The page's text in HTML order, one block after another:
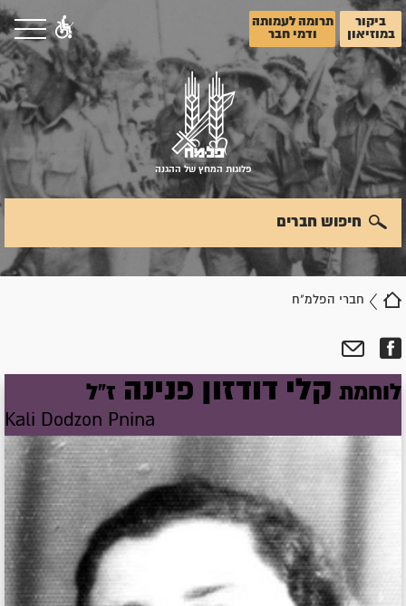
ביקור
במוזיאון
תרומה לעמותה
ודמי חבר
פלוגות המחץ של ההגנה
חברי הפלמ"ח
חיפוש חברים
לוחמת קלי דודזון פנינה ז"ל
Kali Dodzon Pnina